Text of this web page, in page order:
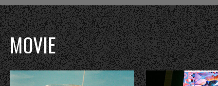
MOVIE